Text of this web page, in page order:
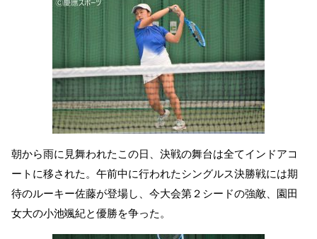
朝から雨に見舞われたこの日、決戦の舞台は全てインドアコ
ートに移された。午前中に行われたシングルス決勝戦には期
待のルーキー佐藤が登場し、今大会第２シードの強敵、園田
女大の小池颯紀と優勝を争った。